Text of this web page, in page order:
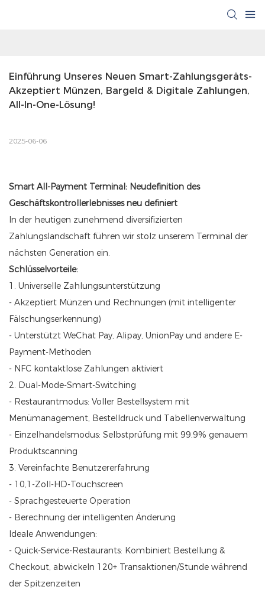
Einführung Unseres Neuen Smart-Zahlungsgeräts-
Akzeptiert Münzen, Bargeld & Digitale Zahlungen,
All-In-One-Lösung!
2025-06-06
Smart All-Payment Terminal: Neudefinition des
Geschäftskontrollerlebnisses neu definiert
In der heutigen zunehmend diversifizierten
Zahlungslandschaft führen wir stolz unserem Terminal der
nächsten Generation ein.
Schlüsselvorteile:
1. Universelle Zahlungsunterstützung
- Akzeptiert Münzen und Rechnungen (mit intelligenter
Fälschungserkennung)
- Unterstützt WeChat Pay, Alipay, UnionPay und andere E-
Payment-Methoden
- NFC kontaktlose Zahlungen aktiviert
2. Dual-Mode-Smart-Switching
- Restaurantmodus: Voller Bestellsystem mit
Menümanagement, Bestelldruck und Tabellenverwaltung
- Einzelhandelsmodus: Selbstprüfung mit 99,9% genauem
Produktscanning
3. Vereinfachte Benutzererfahrung
- 10,1-Zoll-HD-Touchscreen
- Sprachgesteuerte Operation
- Berechnung der intelligenten Änderung
Ideale Anwendungen:
- Quick-Service-Restaurants: Kombiniert Bestellung &
Checkout, abwickeln 120+ Transaktionen/Stunde während
der Spitzenzeiten